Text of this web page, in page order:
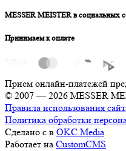
MESSER MEISTER в социальных
Принимаем к оплате
Прием онлайн-платежей
© 2007 — 2026 MESSER
Правила использования
Политика обработки
Сделано с в OKC.Media
Работает на CustomCMS